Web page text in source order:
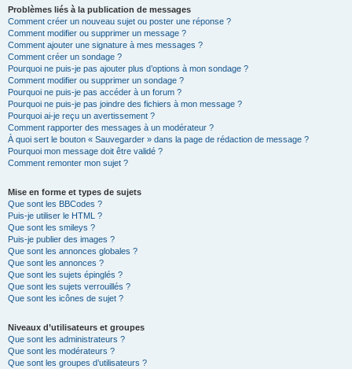
Problèmes liés à la publication de messages
Comment créer un nouveau sujet ou poster une réponse ?
Comment modifier ou supprimer un message ?
Comment ajouter une signature à mes messages ?
Comment créer un sondage ?
Pourquoi ne puis-je pas ajouter plus d’options à mon sondage ?
Comment modifier ou supprimer un sondage ?
Pourquoi ne puis-je pas accéder à un forum ?
Pourquoi ne puis-je pas joindre des fichiers à mon message ?
Pourquoi ai-je reçu un avertissement ?
Comment rapporter des messages à un modérateur ?
À quoi sert le bouton « Sauvegarder » dans la page de rédaction de message ?
Pourquoi mon message doit être validé ?
Comment remonter mon sujet ?
Mise en forme et types de sujets
Que sont les BBCodes ?
Puis-je utiliser le HTML ?
Que sont les smileys ?
Puis-je publier des images ?
Que sont les annonces globales ?
Que sont les annonces ?
Que sont les sujets épinglés ?
Que sont les sujets verrouillés ?
Que sont les icônes de sujet ?
Niveaux d’utilisateurs et groupes
Que sont les administrateurs ?
Que sont les modérateurs ?
Que sont les groupes d’utilisateurs ?